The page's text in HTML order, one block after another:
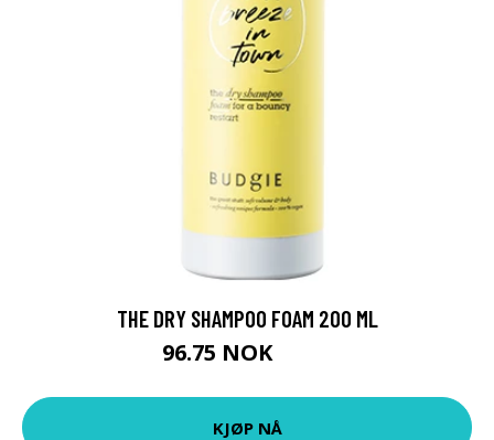
THE DRY SHAMPOO FOAM 200 ML
96.75 NOK
KJØP NÅ